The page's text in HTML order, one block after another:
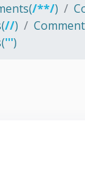
/**/)
//)
''')